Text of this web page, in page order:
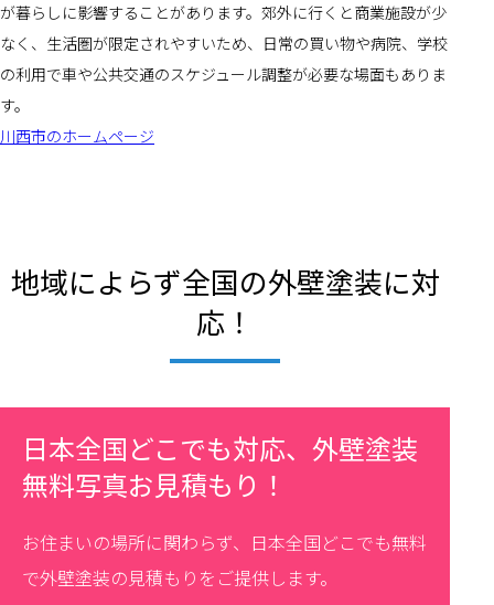
が暮らしに影響することがあります。郊外に行くと商業施設が少
なく、生活圏が限定されやすいため、日常の買い物や病院、学校
の利用で車や公共交通のスケジュール調整が必要な場面もありま
す。
川西市のホームページ
地域によらず全国の外壁塗装に対
応！
日本全国どこでも対応、外壁塗装
無料写真お見積もり！
お住まいの場所に関わらず、日本全国どこでも無料
で外壁塗装の見積もりをご提供します。